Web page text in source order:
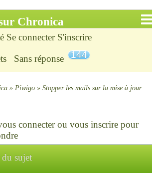
Chronica
le site
Se connecter S'inscrire
Sans réponse 144
» Piwigo »Stopper les mails sur la mise à jour
connecterou vous inscrirepour
sujet